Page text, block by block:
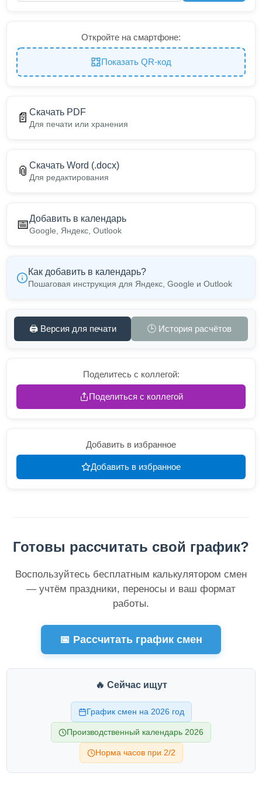
Откройте на смартфоне:
Показать QR-код
📄 Скачать PDF
Для печати или хранения
📎 Скачать Word (.docx)
Для редактирования
📅Добавить в календарь
Google, Яндекс, Outlook
Как добавить в календарь?
Пошаговая инструкция для Яндекс, Google и Outlook
🖨️ Версия для печати 🕒 История расчётов
Поделитесь с коллегой:
Поделиться с коллегой
Добавить в избранное
Добавить в избранное
Готовы рассчитать свой график?
Воспользуйтесь бесплатным калькулятором смен
— учтём праздники, переносы и ваш формат
работы.
📅 Рассчитать график смен
🔥 Сейчас ищут
График смен на 2026 год
Производственный календарь 2026
Норма часов при 2/2